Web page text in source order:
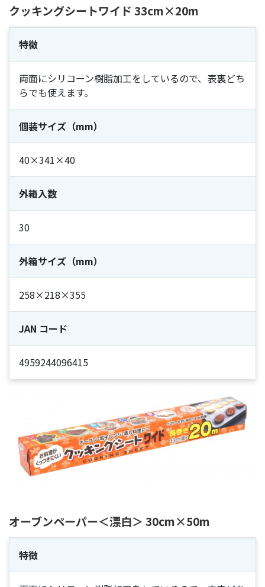
クッキングシートワイド 33cm×20m
特徴
両面にシリコーン樹脂加工をしているので、表裏どち
らでも使えます。
個装サイズ（mm）
40×341×40
外箱入数
30
外箱サイズ（mm）
258×218×355
JAN コード
4959244096415
オーブンペーパー＜漂白＞ 30cm×50m
特徴